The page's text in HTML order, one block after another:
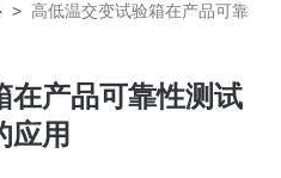
> 高低温交变试验箱在产品可靠
在产品可靠性测试
应用